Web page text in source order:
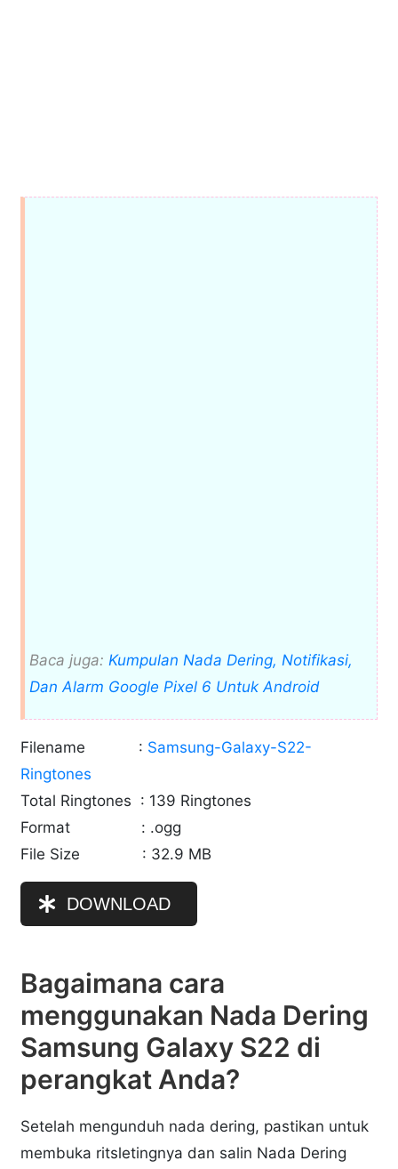
Baca juga: Kumpulan Nada Dering, Notifikasi,
Dan Alarm Google Pixel 6 Untuk Android
Filename : Samsung-Galaxy-S22-
Ringtones
Total Ringtones : 139 Ringtones
Format
: .ogg
File Size
: 32.9 MB
DOWNLOAD
Bagaimana cara
menggunakan Nada Dering
Samsung Galaxy S22 di
perangkat Anda?
Setelah mengunduh nada dering, pastikan untuk
membuka ritsletingnya dan salin Nada Dering